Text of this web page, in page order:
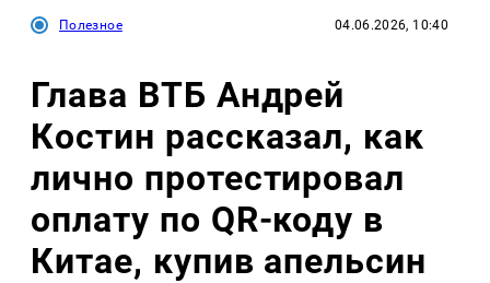
Полезное 04.06.2026, 10:40
Глава ВТБ Андрей
Костин рассказал, как
лично протестировал
оплату по QR-коду в
Китае, купив апельсин​​​